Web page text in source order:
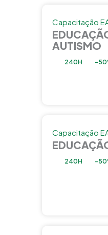
Capacitação
AUTISMO
240H -
Capacitação
240H -